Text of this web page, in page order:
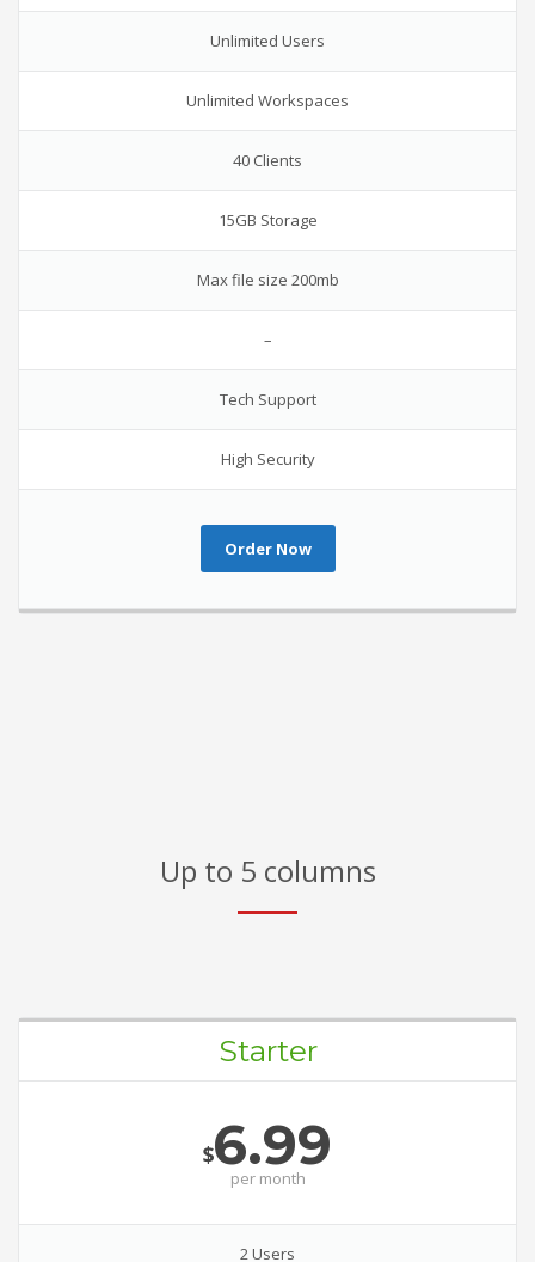
Unlimited Users
Unlimited Workspaces
40 Clients
15GB Storage
Max file size 200mb
–
Tech Support
High Security
Order Now
Up to 5 columns
Starter
$6.99
per month
2 Users